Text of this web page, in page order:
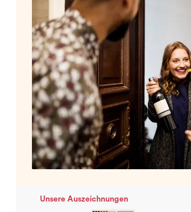
Unsere Auszeichnungen